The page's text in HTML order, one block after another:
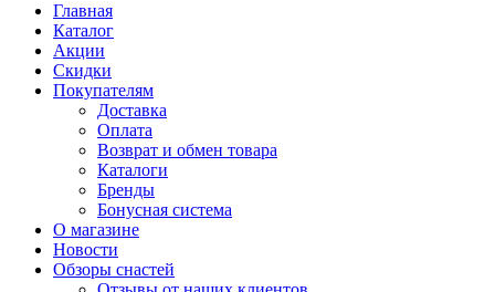
Главная
Каталог
Акции
Скидки
Покупателям
Доставка
Оплата
Возврат и обмен товара
Каталоги
Бренды
Бонусная система
О магазине
Новости
Обзоры снастей